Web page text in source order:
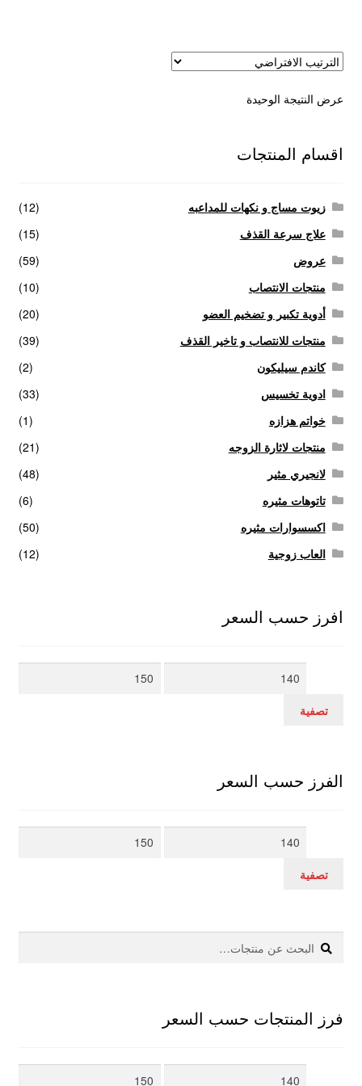
علاج سرعة القذف
كاندم سيليكون
لانجيري مثير
منتجات خاصة بالزوج
منتجات خاصة بالزوجة
منتجات لاثارة الزوجه
منتجات للانتصاب و تاخير القذف
عرض النتيجة الوحيدة
اقسام المنتجات
زيوت مساج و نكهات للمداعبه
(12)
علاج سرعة القذف
(15)
عروض
(59)
منتجات الانتصاب
(10)
أدوية تكبير و تضخيم العضو
(20)
منتجات للانتصاب و تاخير القذف
(39)
كاندم سيليكون
(2)
ادوية تخسيس
(33)
خواتم هزازه
(1)
منتجات لاثارة الزوجه
(21)
لانجيري مثير
(48)
تاتوهات مثيره
(6)
اكسسوارات مثيره
(50)
العاب زوجية
(12)
افرز حسب السعر
أدنى
أعلى
تصفية
الفرز حسب السعر
أدنى
أعلى
تصفية
البحث
عن:
بحث
فرز المنتجات حسب السعر
أدنى أعلى